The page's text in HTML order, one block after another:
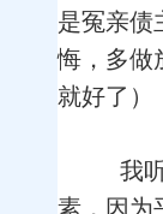
是冤亲债
悔，多做
就好了）
我
素，因为